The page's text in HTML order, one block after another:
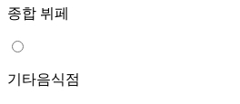
종합 뷔페
기타음식점